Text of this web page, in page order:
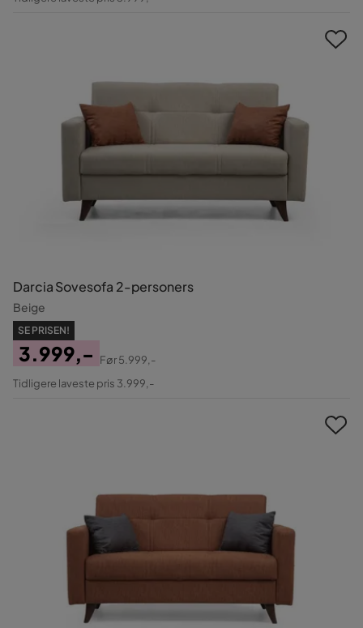
Darcia Sovesofa 2-personers
Beige
SE PRISEN!
Pris
3.999,-
Original
Før5.999,-
Tidligere laveste pris 3.999,-